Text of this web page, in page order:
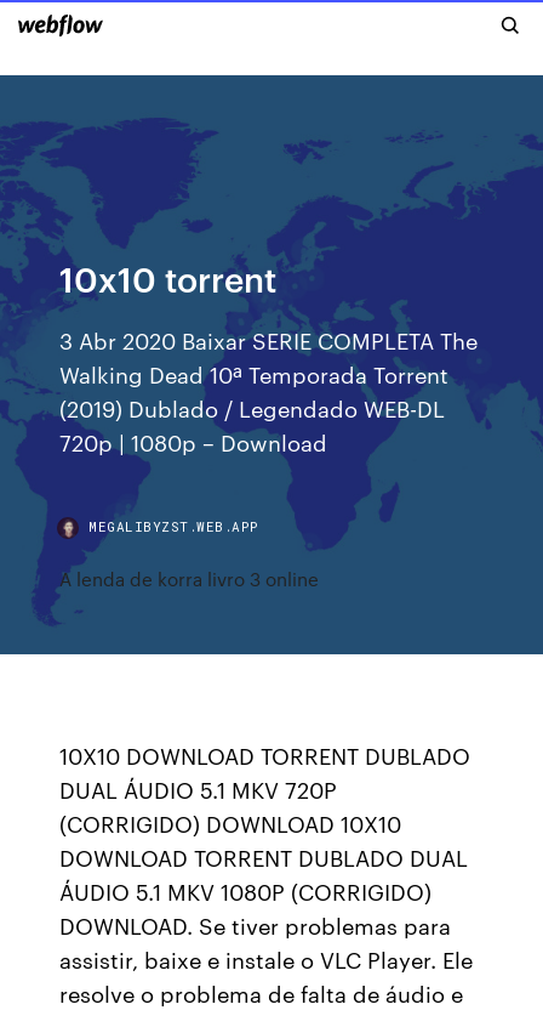
10x10 torrent
3 Abr 2020 Baixar SERIE COMPLETA The
Walking Dead 10ª Temporada Torrent
(2019) Dublado / Legendado WEB-DL
720p | 1080p – Download
MEGALIBYZST.WEB.APP
A lenda de korra livro 3 online
10X10 DOWNLOAD TORRENT DUBLADO
DUAL ÁUDIO 5.1 MKV 720P
(CORRIGIDO) DOWNLOAD 10X10
DOWNLOAD TORRENT DUBLADO DUAL
ÁUDIO 5.1 MKV 1080P (CORRIGIDO)
DOWNLOAD. Se tiver problemas para
assistir, baixe e instale o VLC Player. Ele
resolve o problema de falta de áudio e